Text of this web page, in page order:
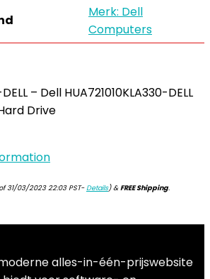
Merk: Dell
Computers
– Dell HUA721010KLA330-DELL
Drive
31/03/2023 22:03 PST-Details)&FREE Shipping.
alles-in-één-prijswebsite